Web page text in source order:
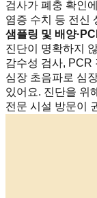
검사가 폐충 확인
염증 수치 등 전신
샘플링 및 배양
진단이 명확하지
감수성 검사, PCR
심장 초음파로 심
있어요. 진단을 위
전문 시설 방문이